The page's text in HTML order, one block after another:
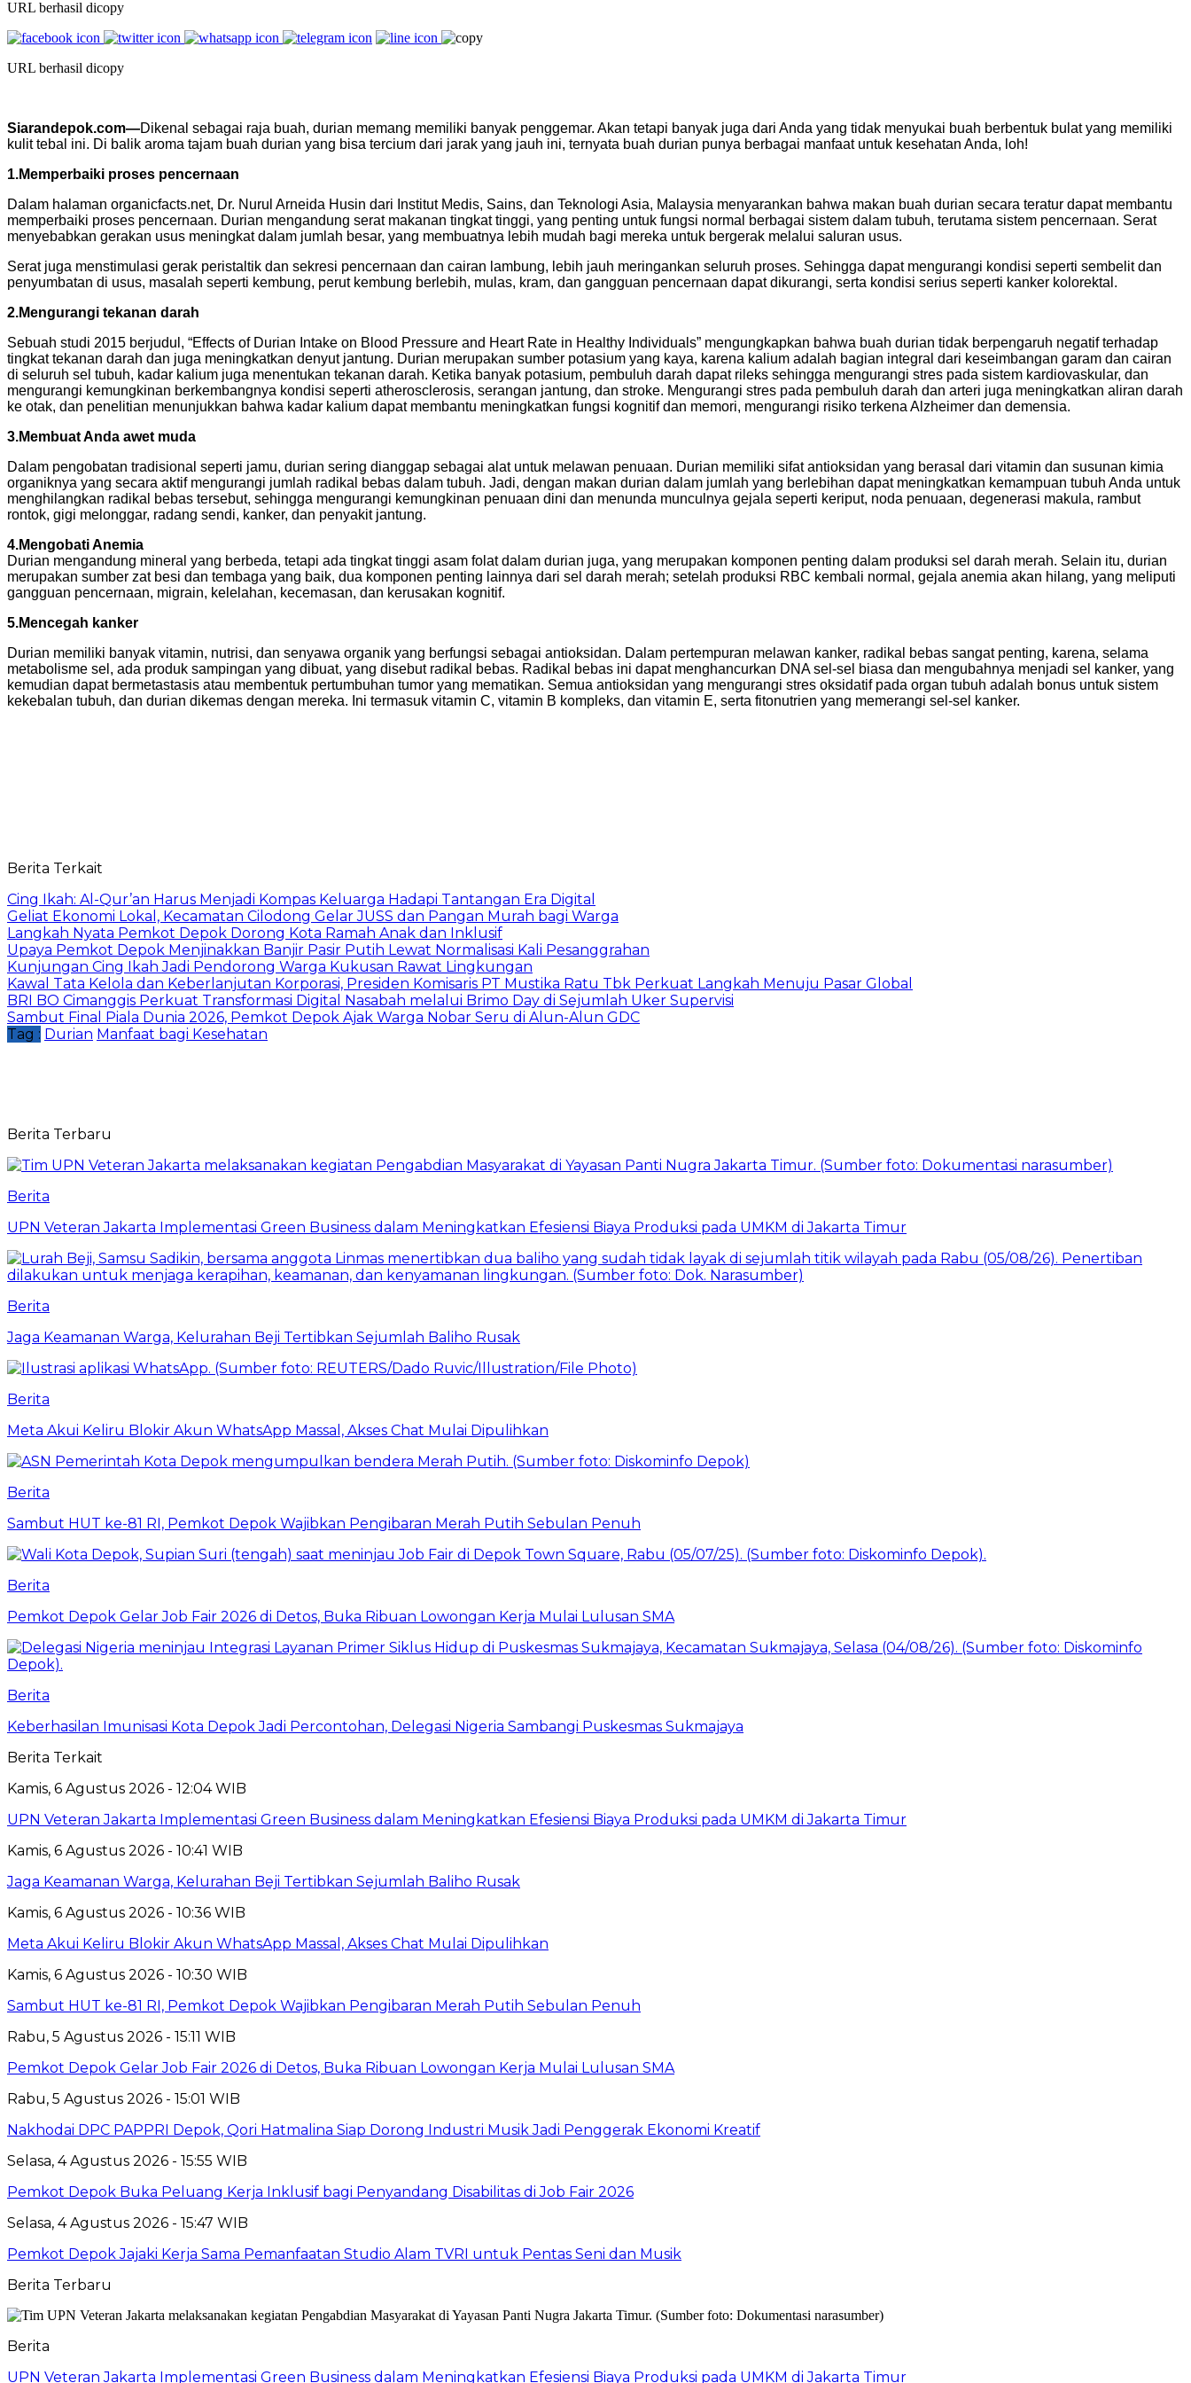
URL berhasil dicopy
URL berhasil dicopy
Siarandepok.com—Dikenal sebagai raja buah, durian memang memiliki banyak penggemar. Akan tetapi banyak juga dari Anda yang tidak menyukai buah berbentuk bulat yang memiliki
kulit tebal ini. Di balik aroma tajam buah durian yang bisa tercium dari jarak yang jauh ini, ternyata buah durian punya berbagai manfaat untuk kesehatan Anda, loh!
1.Memperbaiki proses pencernaan
Dalam halaman organicfacts.net, Dr. Nurul Arneida Husin dari Institut Medis, Sains, dan Teknologi Asia, Malaysia menyarankan bahwa makan buah durian secara teratur dapat membantu
memperbaiki proses pencernaan. Durian mengandung serat makanan tingkat tinggi, yang penting untuk fungsi normal berbagai sistem dalam tubuh, terutama sistem pencernaan. Serat
menyebabkan gerakan usus meningkat dalam jumlah besar, yang membuatnya lebih mudah bagi mereka untuk bergerak melalui saluran usus.
Serat juga menstimulasi gerak peristaltik dan sekresi pencernaan dan cairan lambung, lebih jauh meringankan seluruh proses. Sehingga dapat mengurangi kondisi seperti sembelit dan
penyumbatan di usus, masalah seperti kembung, perut kembung berlebih, mulas, kram, dan gangguan pencernaan dapat dikurangi, serta kondisi serius seperti kanker kolorektal.
2.Mengurangi tekanan darah
Sebuah studi 2015 berjudul, “Effects of Durian Intake on Blood Pressure and Heart Rate in Healthy Individuals” mengungkapkan bahwa buah durian tidak berpengaruh negatif terhadap
tingkat tekanan darah dan juga meningkatkan denyut jantung. Durian merupakan sumber potasium yang kaya, karena kalium adalah bagian integral dari keseimbangan garam dan cairan
di seluruh sel tubuh, kadar kalium juga menentukan tekanan darah. Ketika banyak potasium, pembuluh darah dapat rileks sehingga mengurangi stres pada sistem kardiovaskular, dan
mengurangi kemungkinan berkembangnya kondisi seperti atherosclerosis, serangan jantung, dan stroke. Mengurangi stres pada pembuluh darah dan arteri juga meningkatkan aliran darah
ke otak, dan penelitian menunjukkan bahwa kadar kalium dapat membantu meningkatkan fungsi kognitif dan memori, mengurangi risiko terkena Alzheimer dan demensia.
3.Membuat Anda awet muda
Dalam pengobatan tradisional seperti jamu, durian sering dianggap sebagai alat untuk melawan penuaan. Durian memiliki sifat antioksidan yang berasal dari vitamin dan susunan kimia
organiknya yang secara aktif mengurangi jumlah radikal bebas dalam tubuh. Jadi, dengan makan durian dalam jumlah yang berlebihan dapat meningkatkan kemampuan tubuh Anda untuk
menghilangkan radikal bebas tersebut, sehingga mengurangi kemungkinan penuaan dini dan menunda munculnya gejala seperti keriput, noda penuaan, degenerasi makula, rambut
rontok, gigi melonggar, radang sendi, kanker, dan penyakit jantung.
4.Mengobati Anemia
Durian mengandung mineral yang berbeda, tetapi ada tingkat tinggi asam folat dalam durian juga, yang merupakan komponen penting dalam produksi sel darah merah. Selain itu, durian
merupakan sumber zat besi dan tembaga yang baik, dua komponen penting lainnya dari sel darah merah; setelah produksi RBC kembali normal, gejala anemia akan hilang, yang meliputi
gangguan pencernaan, migrain, kelelahan, kecemasan, dan kerusakan kognitif.
5.Mencegah kanker
Durian memiliki banyak vitamin, nutrisi, dan senyawa organik yang berfungsi sebagai antioksidan. Dalam pertempuran melawan kanker, radikal bebas sangat penting, karena, selama
metabolisme sel, ada produk sampingan yang dibuat, yang disebut radikal bebas. Radikal bebas ini dapat menghancurkan DNA sel-sel biasa dan mengubahnya menjadi sel kanker, yang
kemudian dapat bermetastasis atau membentuk pertumbuhan tumor yang mematikan. Semua antioksidan yang mengurangi stres oksidatif pada organ tubuh adalah bonus untuk sistem
kekebalan tubuh, dan durian dikemas dengan mereka. Ini termasuk vitamin C, vitamin B kompleks, dan vitamin E, serta fitonutrien yang memerangi sel-sel kanker.
Berita Terkait
Cing Ikah: Al-Qur’an Harus Menjadi Kompas Keluarga Hadapi Tantangan Era Digital
Geliat Ekonomi Lokal, Kecamatan Cilodong Gelar JUSS dan Pangan Murah bagi Warga
Langkah Nyata Pemkot Depok Dorong Kota Ramah Anak dan Inklusif
Upaya Pemkot Depok Menjinakkan Banjir Pasir Putih Lewat Normalisasi Kali Pesanggrahan
Kunjungan Cing Ikah Jadi Pendorong Warga Kukusan Rawat Lingkungan
Kawal Tata Kelola dan Keberlanjutan Korporasi, Presiden Komisaris PT Mustika Ratu Tbk Perkuat Langkah Menuju Pasar Global
BRI BO Cimanggis Perkuat Transformasi Digital Nasabah melalui Brimo Day di Sejumlah Uker Supervisi
Sambut Final Piala Dunia 2026, Pemkot Depok Ajak Warga Nobar Seru di Alun-Alun GDC
Tag : Durian Manfaat bagi Kesehatan
Berita Terbaru
Berita
UPN Veteran Jakarta Implementasi Green Business dalam Meningkatkan Efesiensi Biaya Produksi pada UMKM di Jakarta Timur
Berita
Jaga Keamanan Warga, Kelurahan Beji Tertibkan Sejumlah Baliho Rusak
Berita
Meta Akui Keliru Blokir Akun WhatsApp Massal, Akses Chat Mulai Dipulihkan
Berita
Sambut HUT ke-81 RI, Pemkot Depok Wajibkan Pengibaran Merah Putih Sebulan Penuh
Berita
Pemkot Depok Gelar Job Fair 2026 di Detos, Buka Ribuan Lowongan Kerja Mulai Lulusan SMA
Berita
Keberhasilan Imunisasi Kota Depok Jadi Percontohan, Delegasi Nigeria Sambangi Puskesmas Sukmajaya
Berita Terkait
Kamis, 6 Agustus 2026 - 12:04 WIB
UPN Veteran Jakarta Implementasi Green Business dalam Meningkatkan Efesiensi Biaya Produksi pada UMKM di Jakarta Timur
Kamis, 6 Agustus 2026 - 10:41 WIB
Jaga Keamanan Warga, Kelurahan Beji Tertibkan Sejumlah Baliho Rusak
Kamis, 6 Agustus 2026 - 10:36 WIB
Meta Akui Keliru Blokir Akun WhatsApp Massal, Akses Chat Mulai Dipulihkan
Kamis, 6 Agustus 2026 - 10:30 WIB
Sambut HUT ke-81 RI, Pemkot Depok Wajibkan Pengibaran Merah Putih Sebulan Penuh
Rabu, 5 Agustus 2026 - 15:11 WIB
Pemkot Depok Gelar Job Fair 2026 di Detos, Buka Ribuan Lowongan Kerja Mulai Lulusan SMA
Rabu, 5 Agustus 2026 - 15:01 WIB
Nakhodai DPC PAPPRI Depok, Qori Hatmalina Siap Dorong Industri Musik Jadi Penggerak Ekonomi Kreatif
Selasa, 4 Agustus 2026 - 15:55 WIB
Pemkot Depok Buka Peluang Kerja Inklusif bagi Penyandang Disabilitas di Job Fair 2026
Selasa, 4 Agustus 2026 - 15:47 WIB
Pemkot Depok Jajaki Kerja Sama Pemanfaatan Studio Alam TVRI untuk Pentas Seni dan Musik
Berita Terbaru
Berita
UPN Veteran Jakarta Implementasi Green Business dalam Meningkatkan Efesiensi Biaya Produksi pada UMKM di Jakarta Timur